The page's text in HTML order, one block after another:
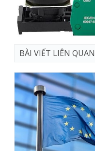
BÀI VIẾT LIÊN QUAN